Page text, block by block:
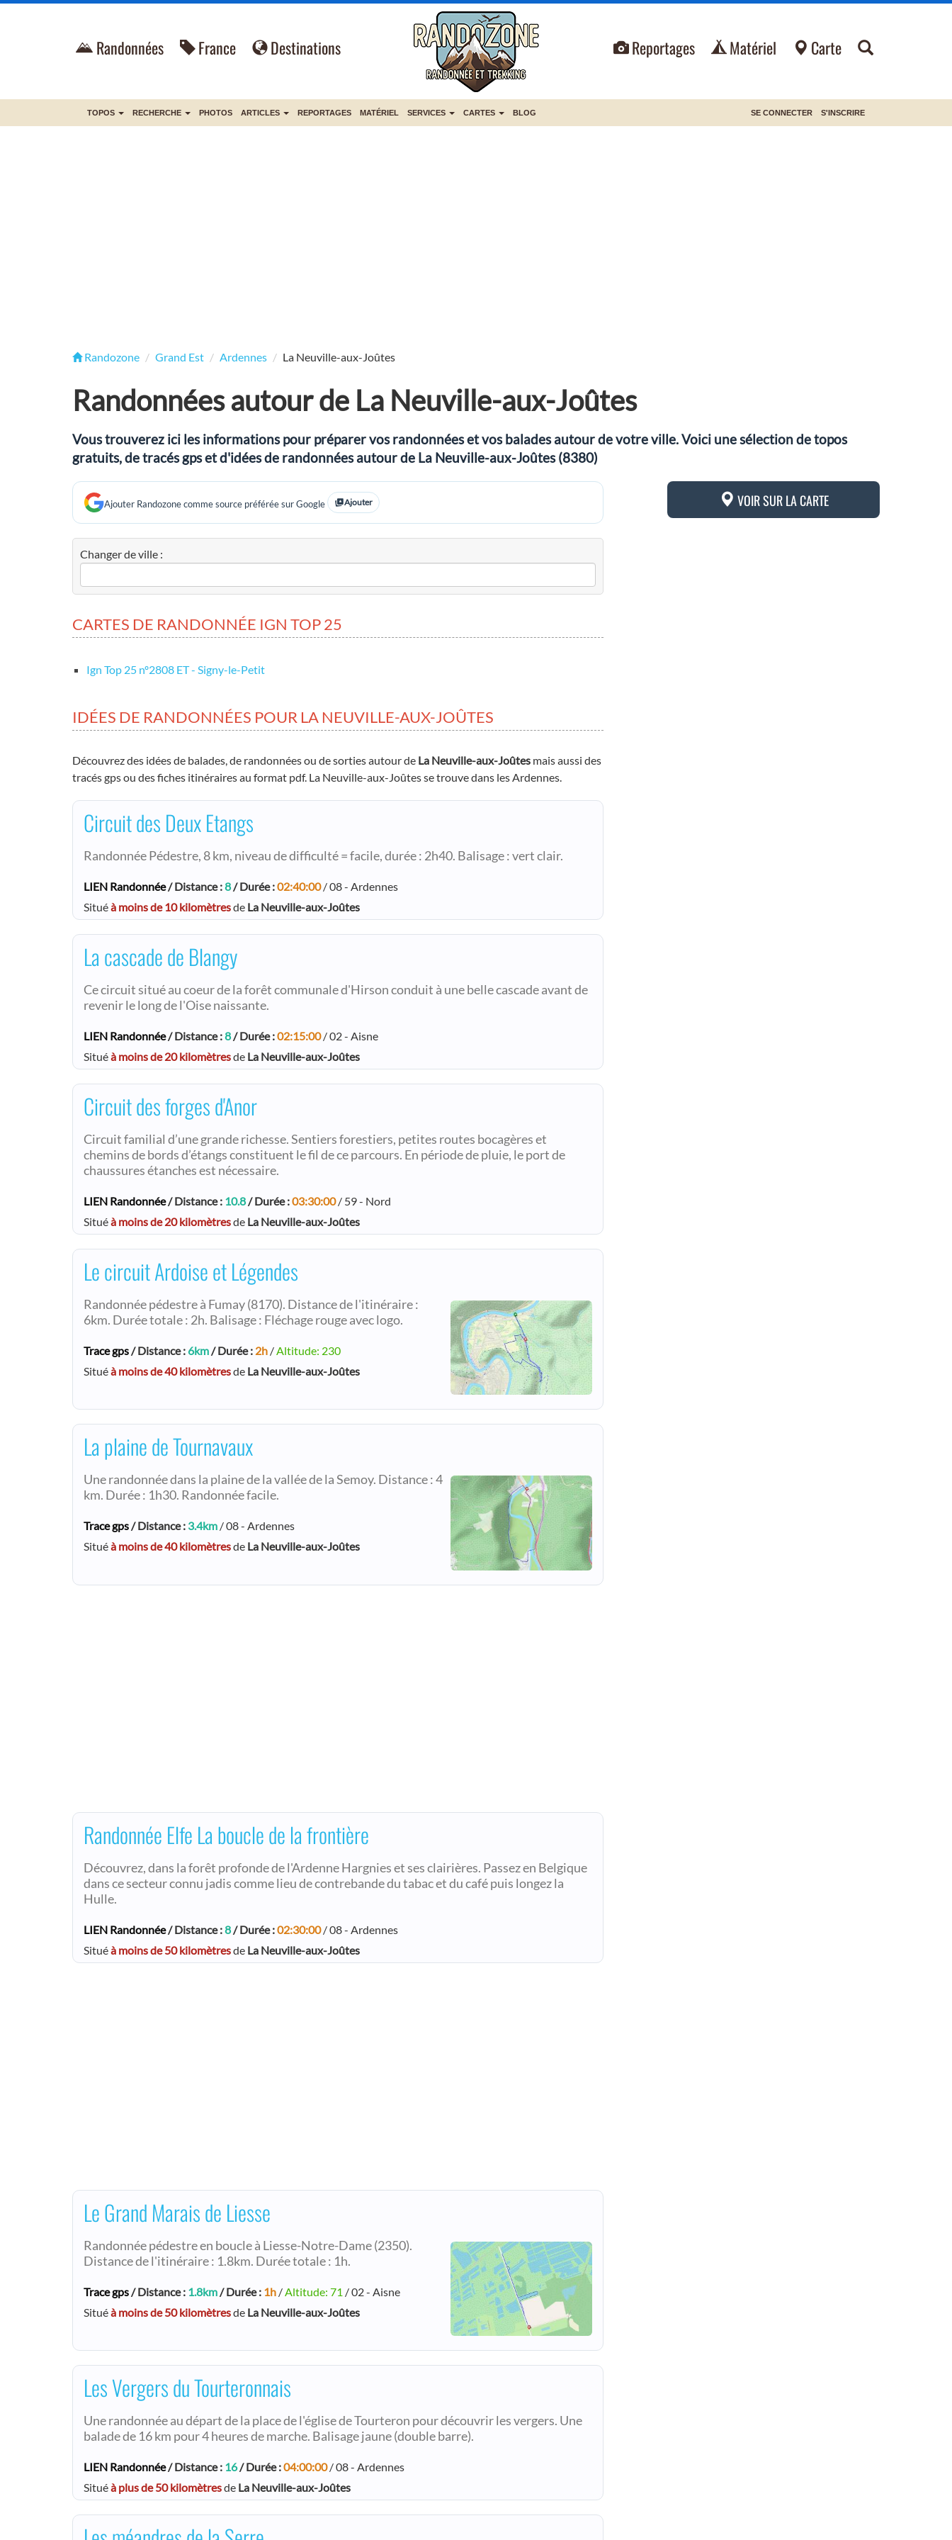
Randonnées France Destinations Reportages Matériel Carte
TOPOS RECHERCHE PHOTOS ARTICLES REPORTAGES MATÉRIEL SERVICES CARTES BLOG SE CONNECTER S'INSCRIRE
Randozone Grand Est Ardennes La Neuville-aux-Joûtes
Randonnées autour de La Neuville-aux-Joûtes
Vous trouverez ici les informations pour préparer vos randonnées et vos balades autour de votre ville. Voici une sélection de topos
gratuits, de tracés gps et d'idées de randonnées autour de La Neuville-aux-Joûtes (8380)
Ajouter Randozone comme source préférée sur Google Ajouter
Changer de ville :
CARTES DE RANDONNÉE IGN TOP 25
Ign Top 25 nº2808 ET - Signy-le-Petit
IDÉES DE RANDONNÉES POUR LA NEUVILLE-AUX-JOÛTES
Découvrez des idées de balades, de randonnées ou de sorties autour de La Neuville-aux-Joûtes mais aussi des
tracés gps ou des fiches itinéraires au format pdf. La Neuville-aux-Joûtes se trouve dans les Ardennes.
Circuit des Deux Etangs
Randonnée Pédestre, 8 km, niveau de difficulté = facile, durée : 2h40. Balisage : vert clair.
LIEN Randonnée/ Distance :8/ Durée :02:40:00/ 08 - Ardennes
Situéà moins de 10 kilomètresde La Neuville-aux-Joûtes
La cascade de Blangy
Ce circuit situé au coeur de la forêt communale d'Hirson conduit à une belle cascade avant de
revenir le long de l'Oise naissante.
LIEN Randonnée/ Distance :8/ Durée :02:15:00/ 02 - Aisne
Situéà moins de 20 kilomètresde La Neuville-aux-Joûtes
Circuit des forges d'Anor
Circuit familial d’une grande richesse. Sentiers forestiers, petites routes bocagères et
chemins de bords d’étangs constituent le fil de ce parcours. En période de pluie, le port de
chaussures étanches est nécessaire.
LIEN Randonnée/ Distance : 10.8/ Durée :03:30:00/ 59 - Nord
Situéà moins de 20 kilomètresde La Neuville-aux-Joûtes
Le circuit Ardoise et Légendes
Randonnée pédestre à Fumay (8170). Distance de l'itinéraire :
6km. Durée totale : 2h. Balisage : Fléchage rouge avec logo.
Trace gps/ Distance : 6km/ Durée : 2h /Altitude: 230
Situéà moins de 40 kilomètresde La Neuville-aux-Joûtes
La plaine de Tournavaux
Une randonnée dans la plaine de la vallée de la Semoy. Distance : 4
km. Durée : 1h30. Randonnée facile.
Trace gps/ Distance : 3.4km / 08 - Ardennes
Situéà moins de 40 kilomètresde La Neuville-aux-Joûtes
Randonnée Elfe La boucle de la frontière
Découvrez, dans la forêt profonde de l'Ardenne Hargnies et ses clairières. Passez en Belgique
dans ce secteur connu jadis comme lieu de contrebande du tabac et du café puis longez la
Hulle.
LIEN Randonnée/ Distance :8/ Durée :02:30:00/ 08 - Ardennes
Situéà moins de 50 kilomètresde La Neuville-aux-Joûtes
Le Grand Marais de Liesse
Randonnée pédestre en boucle à Liesse-Notre-Dame (2350).
Distance de l'itinéraire : 1.8km. Durée totale : 1h.
Trace gps / Distance : 1.8km / Durée : 1h / Altitude: 71 / 02 - Aisne
Situéà moins de 50 kilomètresde La Neuville-aux-Joûtes
Les Vergers du Tourteronnais
Une randonnée au départ de la place de l'église de Tourteron pour découvrir les vergers. Une
balade de 16 km pour 4 heures de marche. Balisage jaune (double barre).
LIEN Randonnée/ Distance : 16/ Durée :04:00:00/ 08 - Ardennes
Situéà plus de 50 kilomètresde La Neuville-aux-Joûtes
VOIR SUR LA CARTE